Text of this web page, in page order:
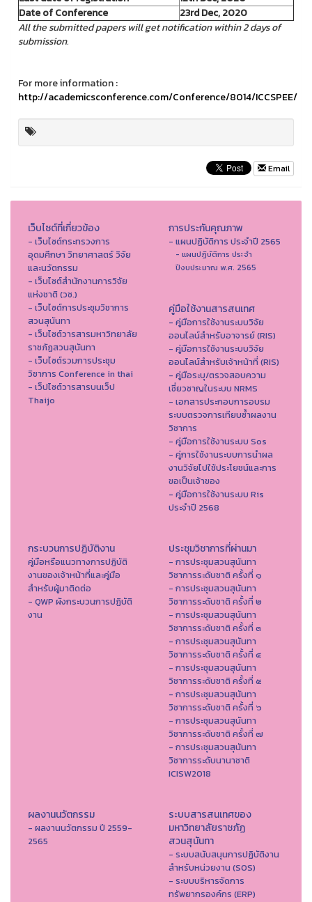
Date of Conference
23rd Dec, 2020
All the submitted papers will get notification within 2 days of
submission.
For more information :
http://academicsconference.com/Conference/8014/ICCSPEE/
Email
เว็บไซต์ที่เกี่ยวข้อง
- เว็บไซต์กระทรวงการ
อุดมศึกษา วิทยาศาสตร์ วิจัย
และนวัตกรรม
- เว็บไซต์สำนักงานการวิจัย
แห่งชาติ (วช.)
- เว็บไซต์การประชุมวิชาการ
สวนสุนันทา
- เว็บไซต์วารสารมหาวิทยาลัย
ราชภัฏสวนสุนันทา
- เว็บไซต์รวมการประชุม
วิชาการ Conference in thai
- เว็ปไซต์วารสารบนเว็ป
Thaijo
การประกันคุณภาพ
- แผนปฏิบัติการ ประจำปี 2565
- แผนปฏิบัติการ ประจำ
ปีงบประมาณ พ.ศ. 2565
คู่มือใช้งานสารสนเทศ
- คู่มือการใช้งานระบบวิจัย
ออนไลน์สำหรับอาจารย์ (RIS)
- คู่มือการใช้งานระบบวิจัย
ออนไลน์สำหรับเจ้าหน้าที่ (RIS)
- คู่มือระบุ/ตรวจสอบความ
เชี่ยวชาญในระบบ NRMS
- เอกสารประกอบการอบรม
ระบบตรวจการเทียบซ้ำผลงาน
วิชาการ
- คู่มือการใช้งานระบบ Sos
- คู่การใช้งานระบบการนำผล
งานวิจัยไปใช้ประโยชน์และการ
ขอเป็นเจ้าของ
- คู่มือการใช้งานระบบ Ris
ประจำปี 2568
กระบวนการปฏิบัติงาน
คู่มือหรือแนวทางการปฏิบัติ
งานของเจ้าหน้าที่และคู่มือ
สำหรับผู้มาติดต่อ
- QWP ผังกระบวนการปฏิบัติ
งาน
ประชุมวิชาการที่ผ่านมา
- การประชุมสวนสุนันทา
วิชาการระดับชาติ ครั้งที่ ๑
- การประชุมสวนสุนันทา
วิชาการระดับชาติ ครั้งที่ ๒
- การประชุมสวนสุนันทา
วิชาการระดับชาติ ครั้งที่ ๓
- การประชุมสวนสุนันทา
วิชาการระดับชาติ ครั้งที่ ๔
- การประชุมสวนสุนันทา
วิชาการระดับชาติ ครั้งที่ ๕
- การประชุมสวนสุนันทา
วิชาการระดับชาติ ครั้งที่ ๖
- การประชุมสวนสุนันทา
วิชาการระดับชาติ ครั้งที่ ๗
- การประชุมสวนสุนันทา
วิชาการระดับนานาชาติ
ICISW2018
ผลงานนวัตกรรม
- ผลงานนวัตกรรม ปี 2559-
2565
ระบบสารสนเทศของ
มหาวิทยาลัยราชภัฏ
สวนสุนันทา
- ระบบสนับสนุนการปฏิบัติงาน
สำหรับหน่วยงาน (SOS)
- ระบบบริหารจัดการ
ทรัพยากรองค์กร (ERP)